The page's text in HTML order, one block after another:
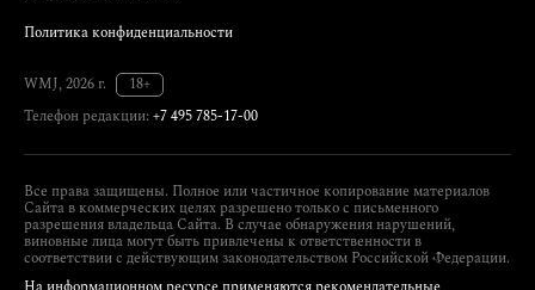
Политика конфиденциальности
WMJ, 2026 г.
18+
Телефон редакции: +7 495 785-17-00
Все права защищены. Полное или частичное копирование материалов
Сайта в коммерческих целях разрешено только с письменного
разрешения владельца Сайта. В случае обнаружения нарушений,
виновные лица могут быть привлечены к ответственности в
соответствии с действующим законодательством Российской Федерации.